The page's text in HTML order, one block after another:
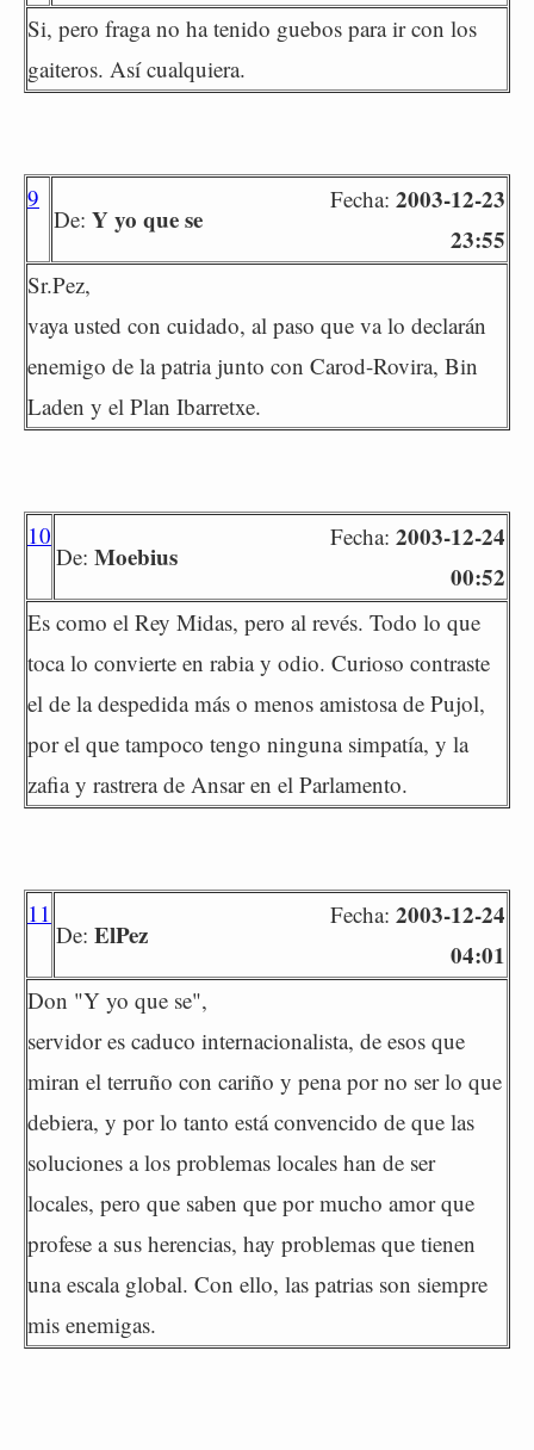
Si, pero fraga no ha tenido guebos para ir con los
gaiteros. Así cualquiera.
9
De: Y yo que se
Fecha: 2003-12-23
23:55
Sr.Pez,
vaya usted con cuidado, al paso que va lo declarán
enemigo de la patria junto con Carod-Rovira, Bin
Laden y el Plan Ibarretxe.
10
De: Moebius
Fecha: 2003-12-24
00:52
Es como el Rey Midas, pero al revés. Todo lo que
toca lo convierte en rabia y odio. Curioso contraste
el de la despedida más o menos amistosa de Pujol,
por el que tampoco tengo ninguna simpatía, y la
zafia y rastrera de Ansar en el Parlamento.
11
De: ElPez
Fecha: 2003-12-24
04:01
Don "Y yo que se",
servidor es caduco internacionalista, de esos que
miran el terruño con cariño y pena por no ser lo que
debiera, y por lo tanto está convencido de que las
soluciones a los problemas locales han de ser
locales, pero que saben que por mucho amor que
profese a sus herencias, hay problemas que tienen
una escala global. Con ello, las patrias son siempre
mis enemigas.